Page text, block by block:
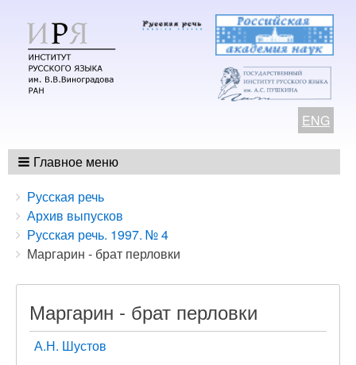
ENG
Главное меню
Breadcrumbs
You
are
here:
Русская речь
Архив выпусков
Русская речь. 1997. № 4
Маргарин - брат перловки
Маргарин - брат перловки
А.Н. Шустов